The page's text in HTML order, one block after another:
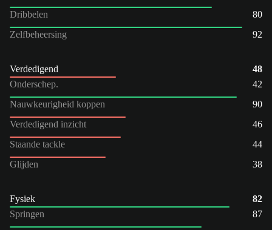
Dribbelen
80
Zelfbeheersing
92
Verdedigend
48
Onderschep.
42
Nauwkeurigheid koppen
90
Verdedigend inzicht
46
Staande tackle
44
Glijden
38
Fysiek
82
Springen
87